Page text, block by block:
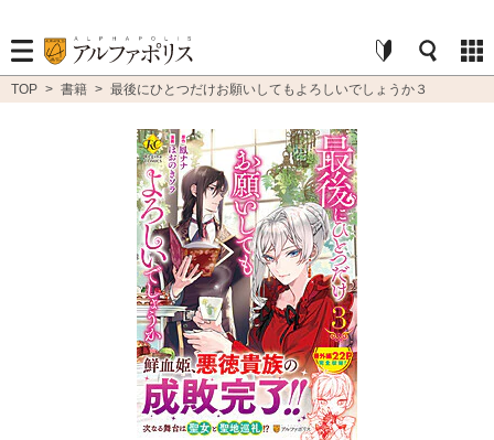
TOP > 書籍 > 最後にひとつだけお願いしてもよろしいでしょうか３